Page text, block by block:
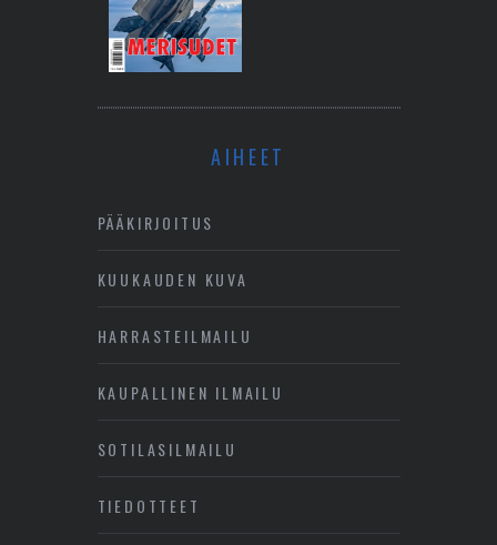
AIHEET
PÄÄKIRJOITUS
KUUKAUDEN KUVA
HARRASTEILMAILU
KAUPALLINEN ILMAILU
SOTILASILMAILU
TIEDOTTEET